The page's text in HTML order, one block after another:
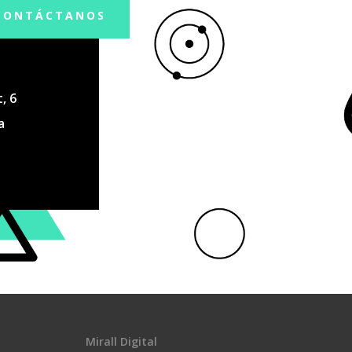
6
Mirall Digital